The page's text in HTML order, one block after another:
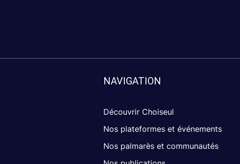
NAVIGATION
Découvrir Choiseul
Nos plateformes et événements
Nos palmarès et communautés